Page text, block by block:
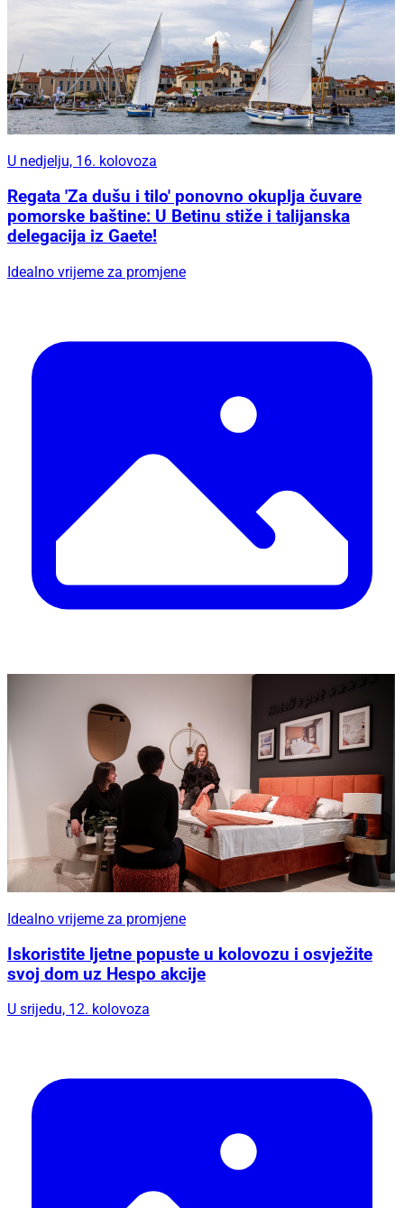
U nedjelju, 16. kolovoza
Regata 'Za dušu i tilo' ponovno okuplja čuvare
pomorske baštine: U Betinu stiže i talijanska
delegacija iz Gaete!
Idealno vrijeme za promjene
Idealno vrijeme za promjene
Iskoristite ljetne popuste u kolovozu i osvježite
svoj dom uz Hespo akcije
U srijedu, 12. kolovoza